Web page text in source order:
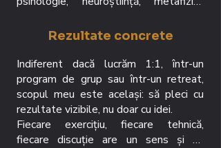
complementare într-un proces
rezultate concrete, combin
introspecția cu direcția și vindecarea cu
acțiunea.
Rezultate concrete
Indiferent dacă lucrăm 1:1, într-un
program de grup sau într-un retreat,
scopul meu este același: să pleci cu
rezultate vizibile, nu doar cu idei.
Fiecare exercițiu, fiecare tehnică,
fiecare discuție are un sens și un